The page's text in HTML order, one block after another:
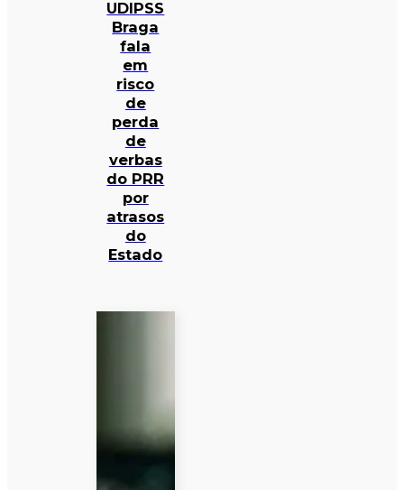
UDIPSS
Braga
fala
em
risco
de
perda
de
verbas
do PRR
por
atrasos
do
Estado